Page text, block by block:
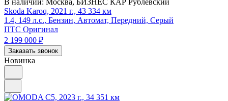
Skoda Karoq, 2021 г., 43 334 км
1.4, 149 л.с., Бензин, Автомат, Передний, Серый
ПТС Оригинал
2 199 000 ₽
Заказать звонок
Новинка